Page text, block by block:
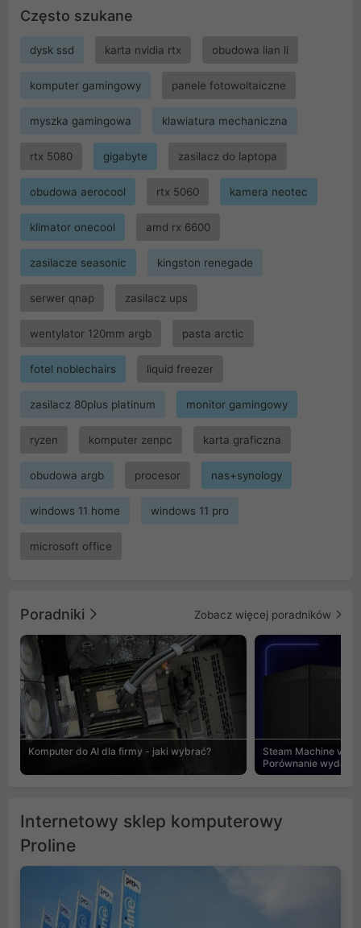
Często szukane
dysk ssd karta nvidia rtx obudowa lian li
komputer gamingowy panele fotowoltaiczne
myszka gamingowa klawiatura mechaniczna
rtx 5080 gigabyte zasilacz do laptopa
obudowa aerocool rtx 5060 kamera neotec
klimator onecool amd rx 6600
zasilacze seasonic kingston renegade
serwer qnap zasilacz ups
wentylator 120mm argb pasta arctic
fotel noblechairs liquid freezer
zasilacz 80plus platinum monitor gamingowy
ryzen komputer zenpc karta graficzna
obudowa argb procesor nas+synology
windows 11 home windows 11 pro
microsoft office
Poradniki Zobacz więcej poradników
Komputer do AI dla firmy - jaki wybrać?
Steam Machine vs
Porównanie
Internetowy sklep komputerowy
Proline